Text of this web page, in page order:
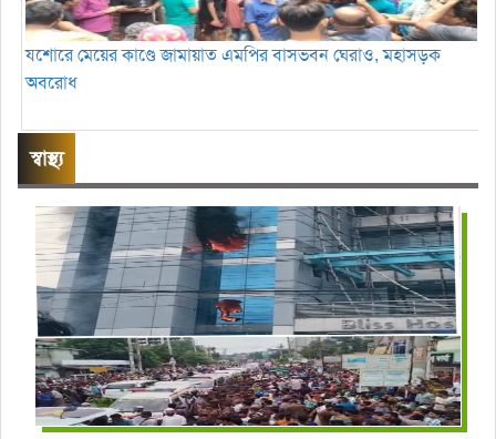
যশোরে মেয়ের কাণ্ডে জামায়াত এমপির বাসভবন ঘেরাও, মহাসড়ক
অবরোধ
স্বাস্থ্য